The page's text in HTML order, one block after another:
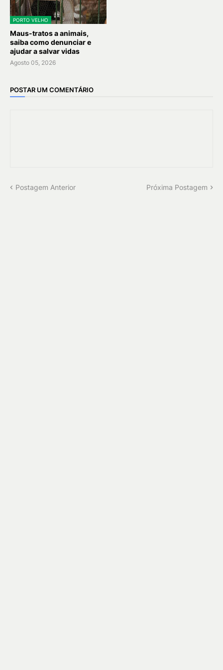
PORTO VELHO
Maus-tratos a animais,
saiba como denunciar e
ajudar a salvar vidas
Agosto 05, 2026
POSTAR UM COMENTÁRIO
Postagem Anterior Próxima Postagem